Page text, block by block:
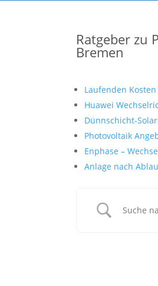
Ratgeber zu
Bremen
Laufenden
Huawei
Dünnschicht-
Photovoltaik
Enphase –
Anlage nach